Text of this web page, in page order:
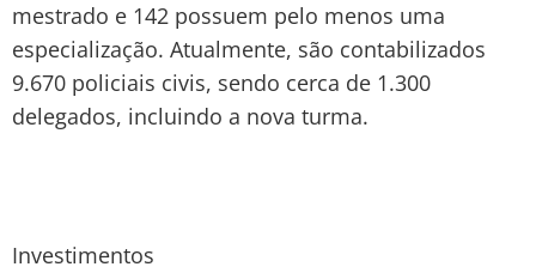
mestrado e 142 possuem pelo menos uma
especialização. Atualmente, são contabilizados
9.670 policiais civis, sendo cerca de 1.300
delegados, incluindo a nova turma.
Investimentos